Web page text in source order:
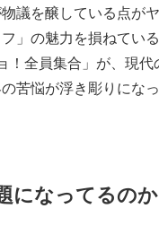
物議を醸している点
」の魅力を損ねてい
！全員集合」が、現
苦悩が浮き彫りになっ
になってるのか